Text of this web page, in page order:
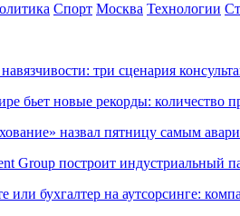
Спорт Москва Технологии
три сценария
бьет новые рекорды:
назвал пятницу самым
Group построит
или бухгалтер на аутсорсинге: